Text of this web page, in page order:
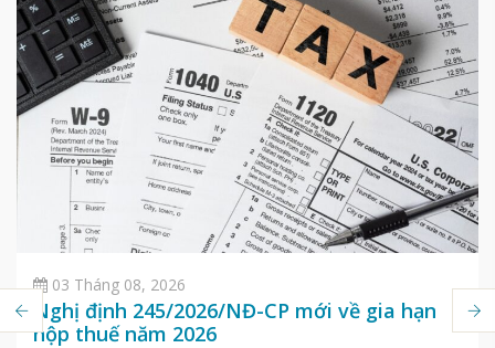
03 Tháng 08, 2026
Nghị định 245/2026/NĐ-CP mới về gia hạn
nộp thuế năm 2026